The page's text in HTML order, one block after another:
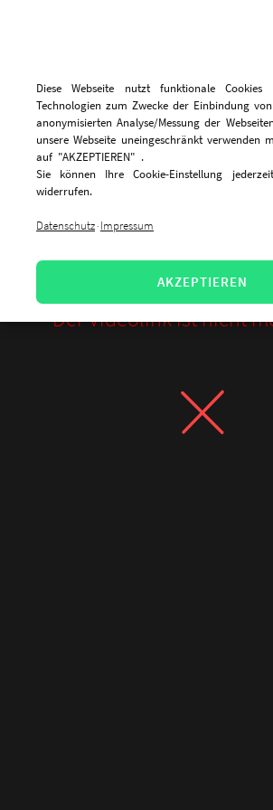
Diese Webseite nutzt funktionale Cookies
Technologien zum Zwecke der Einbindung
anonymisierten Analyse/Messung der
unsere Webseite uneingeschränkt verwenden
auf "AKZEPTIEREN" .
Sie können Ihre Cookie-Einstellung
widerrufen.
Datenschutz· Impressum
AKZEPTIEREN
Der Videolink ist nicht